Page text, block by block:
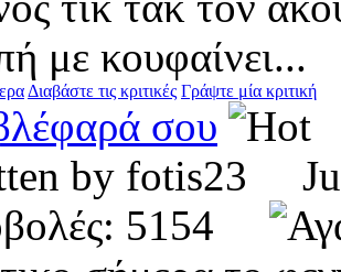
με κουφαίνει...
Διαβάστε τις κριτικές Γράψτε μία κριτική
σου
by fotis23
5154